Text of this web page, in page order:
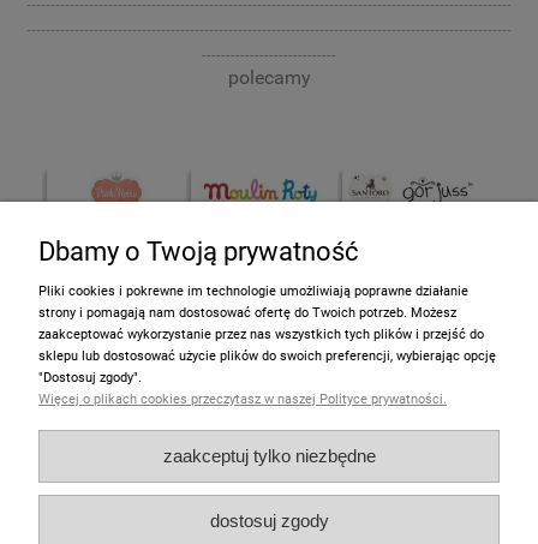
-----------------------------------------------------------------------------------------------------
-----------------------------------------------------------------------------------------------------
----------------------------
polecamy
Informacje
Moje konto
Zakupy
Dbamy o Twoją prywatność
Pliki cookies i pokrewne im technologie umożliwiają poprawne działanie
strony i pomagają nam dostosować ofertę do Twoich potrzeb. Możesz
zaakceptować wykorzystanie przez nas wszystkich tych plików i przejść do
sklepu lub dostosować użycie plików do swoich preferencji, wybierając opcję
"Dostosuj zgody".
Więcej o plikach cookies przeczytasz w naszej Polityce prywatności.
zaakceptuj tylko niezbędne
dostosuj zgody